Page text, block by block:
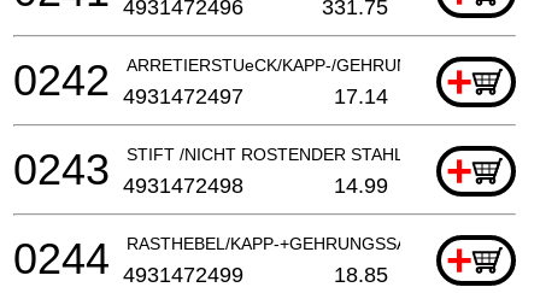
4931472496 331.75
ARRETIERSTUeCK/KAPP-/GEHRUNGSSAeGE
+
0242 4931472497 17.14
STIFT /NICHT ROSTENDER STAHL +
0243 4931472498 14.99
RASTHEBEL/KAPP-+GEHRUNGSSAEGE+
0244 4931472499 18.85